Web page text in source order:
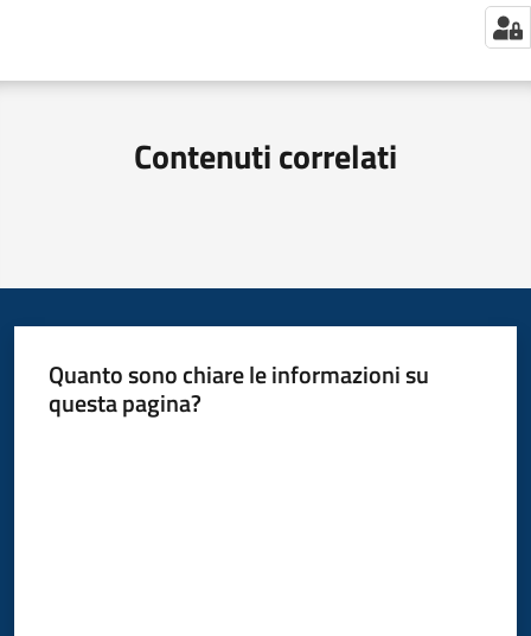
Contenuti correlati
Quanto sono chiare le informazioni su
questa pagina?